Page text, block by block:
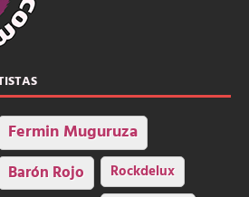
Fermin Muguruza
Barón Rojo Rockdelux